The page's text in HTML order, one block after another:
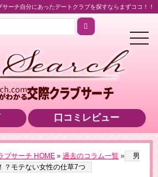
サーチ自分にあったデートクラブを探すならまずココ！！
t
o
i
a
t
i
o
n
口コミレビュー
ブサーチ HOME » 過去のコラム一覧 »
男
？モテない女性の仕草7つ
HPへのリンクです